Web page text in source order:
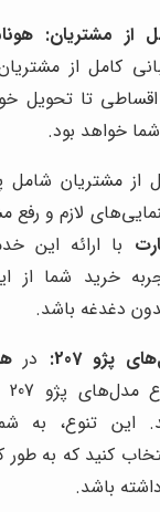
از مشتریان:
کامل از
تا تحویل
خواهد بود.
از مشتریان
لازم و
با ارائه این
خرید شما از
دغدغه باشد.
پژو 207:
در
این تنوع، به
کنید که به طور
باشد.